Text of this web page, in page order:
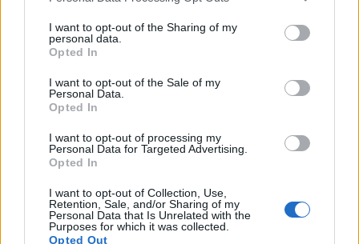
not limited to your visit or usage behaviour. You may click to
grant or deny consent to Google and its third-party tags to
use your data for below specified purposes in below Google
consent section.
I want to opt-out of the Sharing of my
personal data.
Opted In
I want to opt-out of the Sale of my
Personal Data.
Opted In
I want to opt-out of processing my
Personal Data for Targeted Advertising.
Opted In
I want to opt-out of Collection, Use,
Retention, Sale, and/or Sharing of my
Personal Data that Is Unrelated with the
Purposes for which it was collected.
Opted Out
Πάτρα: Η Κατερίνα Λιόλιου χόρεψε το «Θα αλλάξω
γειτονιά» του Βελισσάρη – Πανδαιμόνιο στο μαγαζί
με κέφι και άρωμα Αχαΐας ΒΙΝΤΕΟ